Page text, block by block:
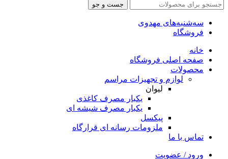
جست و جو
سه‌شنبه‌های مهدوی
فروشگاه
خانه
صفحه اصلی فروشگاه
محصولات
لوازم و تجهیزات مراسم
لیوان
یکبار مصرف کاغذی
یکبار مصرف شیشه ای
پیکسل
ملزومات رسانه ای قرارگاه
تماس با ما
ورود / عضویت